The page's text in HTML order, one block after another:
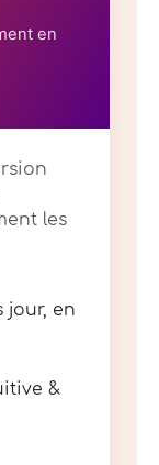
en
les
jour, en
&